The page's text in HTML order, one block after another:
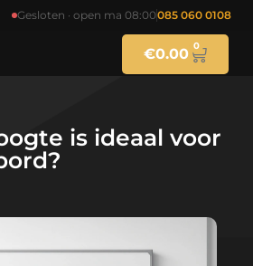
Gesloten · open ma 08:00085 060 0108
€0.00 0
is ideaal voor